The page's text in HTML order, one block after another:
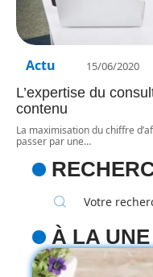
Actu 15/06/2020
L’expertise du
contenu
La maximisation du chiffre
passer par une…
À LA UNE